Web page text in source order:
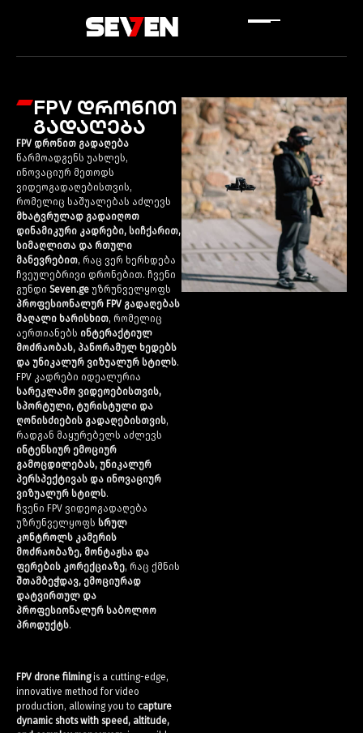
FPV დრონით
გადაღება
FPV დრონით გადაღება
წარმოადგენს უახლეს,
ინოვაციურ მეთოდს
ვიდეოგადაღებისთვის,
რომელიც საშუალებას აძლევს
მხატვრულად გადაიღოთ
დინამიკური კადრები, სიჩქარით,
სიმაღლითა და რთული
მანევრებით, რაც ვერ ხერხდება
ჩვეულებრივი დრონებით. ჩვენი
გუნდი Seven.ge უზრუნველყოფს
პროფესიონალურ FPV გადაღებას
მაღალი ხარისხით, რომელიც
აერთიანებს ინტერაქტიულ
მოძრაობას, პანორამულ ხედებს
და უნიკალურ ვიზუალურ სტილს.
FPV კადრები იდეალურია
სარეკლამო ვიდეოებისთვის,
სპორტული, ტურისტული და
ღონისძიების გადაღებისთვის,
რადგან მაყურებელს აძლევს
ინტენსიურ ემოციურ
გამოცდილებას, უნიკალურ
პერსპექტივას და ინოვაციურ
ვიზუალურ სტილს.
ჩვენი FPV ვიდეოგადაღება
უზრუნველყოფს სრულ
კონტროლს კამერის
მოძრაობაზე, მონტაჟსა და
ფერების კორექციაზე, რაც ქმნის
შთამბეჭდავ, ემოციურად
დატვირთულ და
პროფესიონალურ საბოლოო
პროდუქტს.
FPV drone filmingis a cutting-edge,
innovative method for video
production, allowing you to capture
dynamic shots with speed, altitude,